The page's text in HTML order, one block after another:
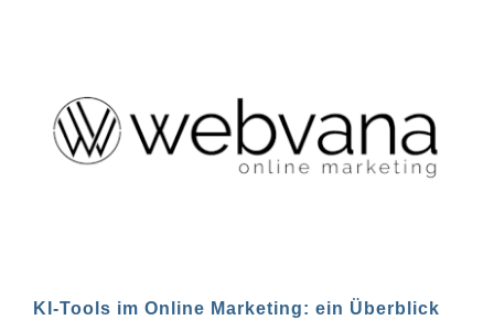
KI-Tools im Online Marketing: ein Überblick